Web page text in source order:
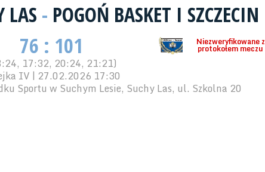
LAS - POGOŃ BASKET I SZCZECIN
Niezweryfikowane z
protokołem meczu
76 : 101
17:32, 20:24, 21:21)
IV | 27.02.2026 17:30
Sportu w Suchym Lesie, Suchy Las, ul. Szkolna 20